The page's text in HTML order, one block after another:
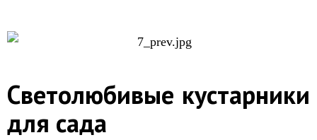
Светолюбивые кустарники
для сада